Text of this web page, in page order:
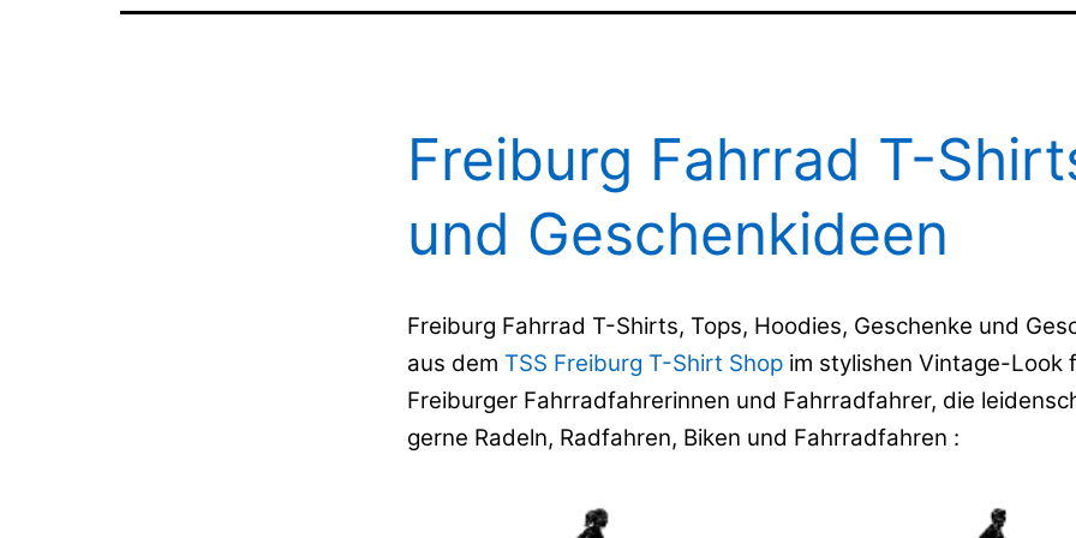
Freiburg Fahrrad T-
und Geschenkideen
Freiburg Fahrrad T-Shirts, Tops, Hoodies, Geschenke und
aus dem TSS Freiburg T-Shirt Shop im stylishen Vintage-Look
Freiburger Fahrradfahrerinnen und Fahrradfahrer, die
gerne Radeln, Radfahren, Biken und Fahrradfahren :